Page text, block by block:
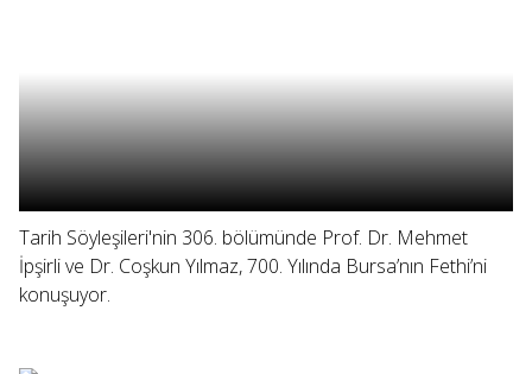
Tarih Söyleşileri'nin 306. bölümünde Prof. Dr. Mehmet
İpşirli ve Dr. Coşkun Yılmaz, 700. Yılında Bursa’nın Fethi’ni
konuşuyor.